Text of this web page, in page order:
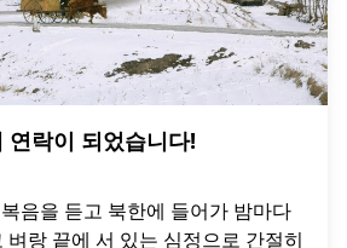
락이 되었습니다!
음을 듣고 북한에 들어가 밤마다
랑 끝에 서 있는 심정으로 간절히